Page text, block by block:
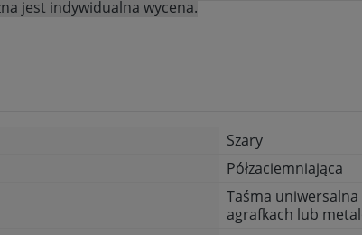
jest indywidualna wycena.
Szary
Półzaciemniająca
Taśma
agrafkach lub